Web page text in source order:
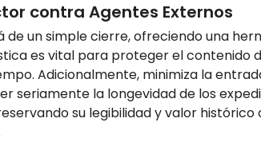
contra Agentes Externos
de un simple cierre, ofreciendo una
es vital para proteger el contenido
Adicionalmente, minimiza la
seriamente la longevidad de los
su legibilidad y valor